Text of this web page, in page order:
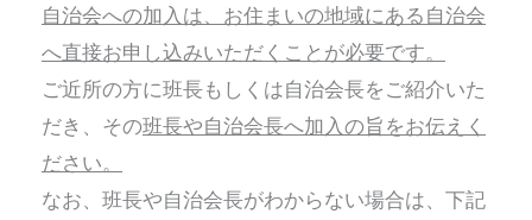
自治会への加入は、お住まいの地域にある自治会
へ直接お申し込みいただくことが必要です。
ご近所の方に班長もしくは自治会長をご紹介いた
だき、その班長や自治会長へ加入の旨をお伝えく
ださい。
なお、班長や自治会長がわからない場合は、下記